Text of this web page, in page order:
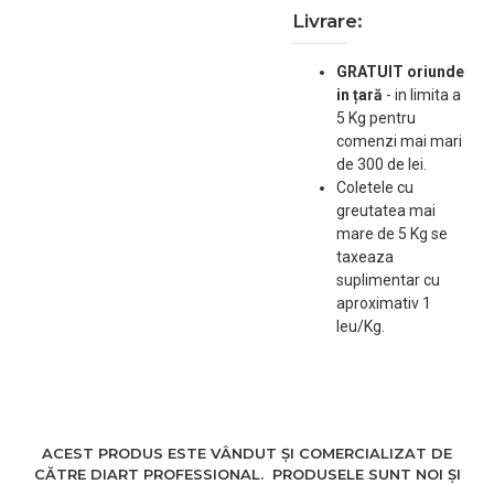
Livrare:
GRATUIT oriunde
in țară - in limita a
5 Kg pentru
comenzi mai mari
de 300 de lei.
Coletele cu
greutatea mai
mare de 5 Kg se
taxeaza
suplimentar cu
aproximativ 1
leu/Kg.
ACEST PRODUS ESTE VÂNDUT ȘI COMERCIALIZAT DE
CĂTRE DIART PROFESSIONAL. PRODUSELE SUNT NOI ȘI